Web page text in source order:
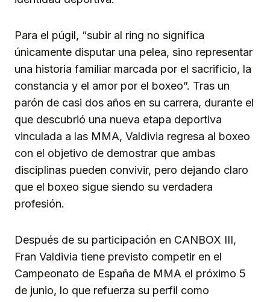
Para el púgil, “subir al ring no significa
únicamente disputar una pelea, sino representar
una historia familiar marcada por el sacrificio, la
constancia y el amor por el boxeo”. Tras un
parón de casi dos años en su carrera, durante el
que descubrió una nueva etapa deportiva
vinculada a las MMA, Valdivia regresa al boxeo
con el objetivo de demostrar que ambas
disciplinas pueden convivir, pero dejando claro
que el boxeo sigue siendo su verdadera
profesión.
Después de su participación en CANBOX III,
Fran Valdivia tiene previsto competir en el
Campeonato de España de MMA el próximo 5
de junio, lo que refuerza su perfil como